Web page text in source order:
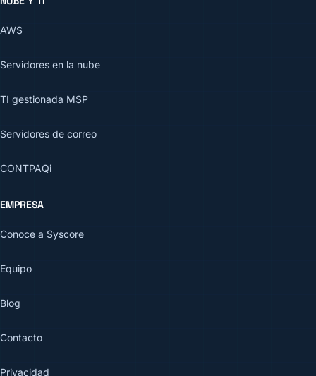
AWS
Servidores en la nube
TI gestionada MSP
Servidores de correo
CONTPAQi
EMPRESA
Conoce a Syscore
Equipo
Blog
Contacto
Privacidad